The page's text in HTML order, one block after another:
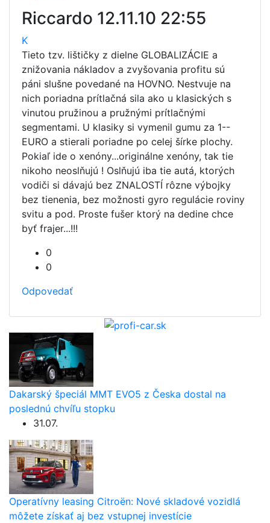
Riccardo 12.11.10 22:55
K
Tieto tzv. lištičky z dielne GLOBALIZÁCIE a
znižovania nákladov a zvyšovania profitu sú
páni slušne povedané na HOVNO. Nestvuje na
nich poriadna prítlačná sila ako u klasických s
vinutou pružinou a pružnými prítlačnými
segmentami. U klasiky si vymenil gumu za 1--
EURO a stierali poriadne po celej šírke plochy.
Pokiaľ ide o xenóny...originálne xenóny, tak tie
nikoho neoslňujú ! Oslňujú iba tie autá, ktorých
vodiči si dávajú bez ZNALOSTÍ rôzne výbojky
bez tienenia, bez možnosti gyro regulácie roviny
svitu a pod. Proste fušer ktorý na dedine chce
byť frajer...!!!
0
0
Odpovedať
Dakarský špeciál MMT EVO5 z Česka dostal na
poslednú chvíľu stopku
31.07.
Operatívny leasing Citroën: Nové skladové vozidlá
môžete získať aj bez vstupnej investície